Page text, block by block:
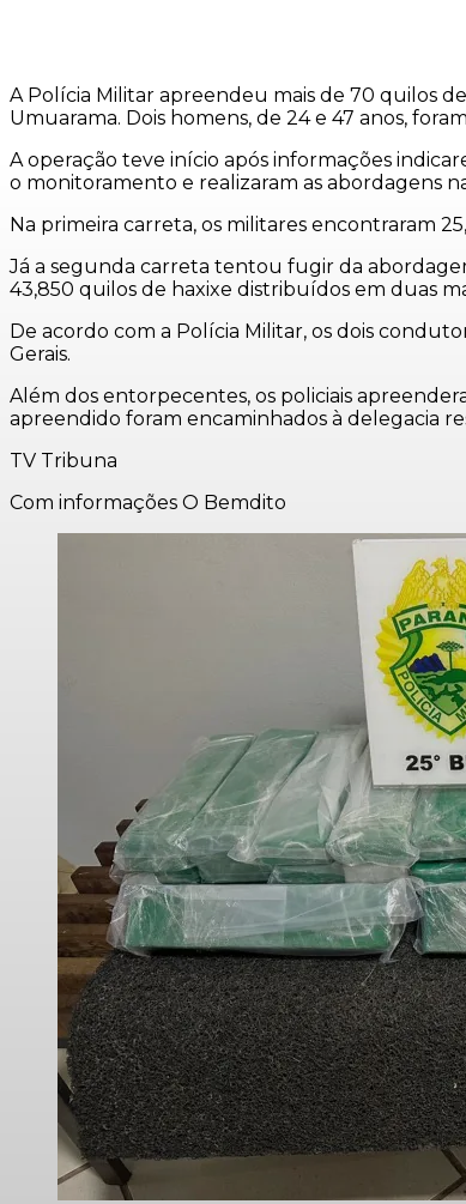
A Polícia Militar apreendeu mais de 70 quilos
Umuarama. Dois homens, de 24 e 47 anos,
A operação teve início após informações
o monitoramento e realizaram as abordagens
Na primeira carreta, os militares encontraram
Já a segunda carreta tentou fugir da
43,850 quilos de haxixe distribuídos em duas
De acordo com a Polícia Militar, os dois
Gerais.
Além dos entorpecentes, os policiais
apreendido foram encaminhados à delegacia
TV Tribuna
Com informações O Bemdito